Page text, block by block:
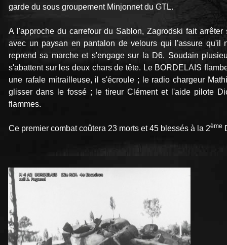
garde du sous groupement Minjonnet du GTL.
A l'approche du carrefour du Sablon, Zagrodski fait
avec un paysan en pantalon de velours qui l'assure qu'il
reprend sa marche et s'engage sur la D6. Soudain
s'abattent sur les deux chars de tête. Le BORDELAIS
une rafale mitrailleuse, il s'écroule ; le radio chargeur
glisser dans le fossé ; le tireur Clément et l'aide pilote
flammes.
Ce premier combat coûtera 23 morts et 45 blessés à la 2ème